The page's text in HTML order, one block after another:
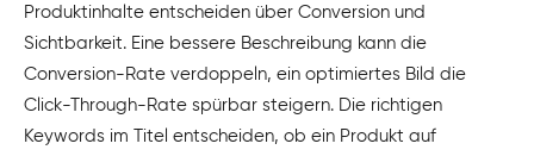
Produktinhalte entscheiden über Conversion und
Sichtbarkeit. Eine bessere Beschreibung kann die
Conversion-Rate verdoppeln, ein optimiertes Bild die
Click-Through-Rate spürbar steigern. Die richtigen
Keywords im Titel entscheiden, ob ein Produkt auf